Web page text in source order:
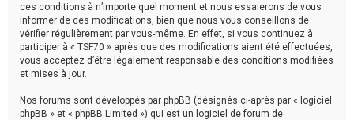
ces conditions à n’importe quel moment et nous essaierons de vous
informer de ces modifications, bien que nous vous conseillons de
vérifier régulièrement par vous-même. En effet, si vous continuez à
participer à « TSF70 » après que des modifications aient été effectuées,
vous acceptez d’être légalement responsable des conditions modifiées
et mises à jour.
Nos forums sont développés par phpBB (désignés ci-après par « logiciel
phpBB » et « phpBB Limited ») qui est un logiciel de forum de